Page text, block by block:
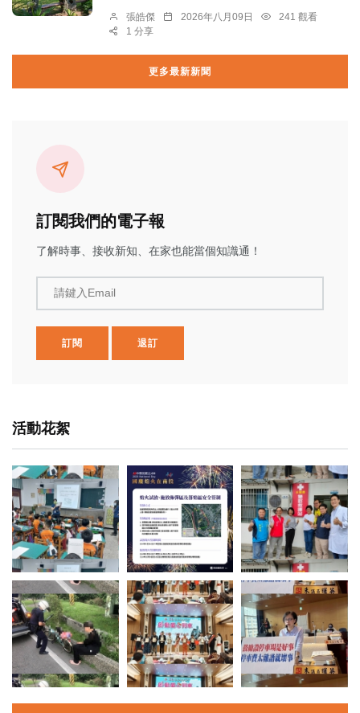
張皓傑 2026年八月09日
241 觀看
1 分享
更多最新新聞
訂閱我們的電子報
了解時事、接收新知、在家也能當個知識通！
請鍵入Email
訂閱 退訂
活動花絮